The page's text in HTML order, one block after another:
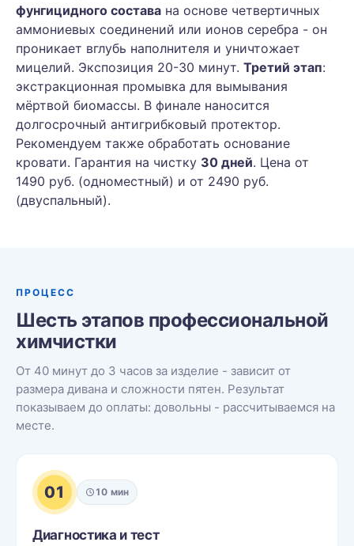
фунгицидного состава на основе четвертичных
аммониевых соединений или ионов серебра - он
проникает вглубь наполнителя и уничтожает
мицелий. Экспозиция 20-30 минут. Третий этап:
экстракционная промывка для вымывания
мёртвой биомассы. В финале наносится
долгосрочный антигрибковый протектор.
Рекомендуем также обработать основание
кровати. Гарантия на чистку 30 дней. Цена от
1490 руб. (одноместный) и от 2490 руб.
(двуспальный).
ПРОЦЕСС
Шесть этапов профессиональной
химчистки
От 40 минут до 3 часов за изделие - зависит от
размера дивана и сложности пятен. Результат
показываем до оплаты: довольны - рассчитываемся на
месте.
01 10 мин
Диагностика и тест